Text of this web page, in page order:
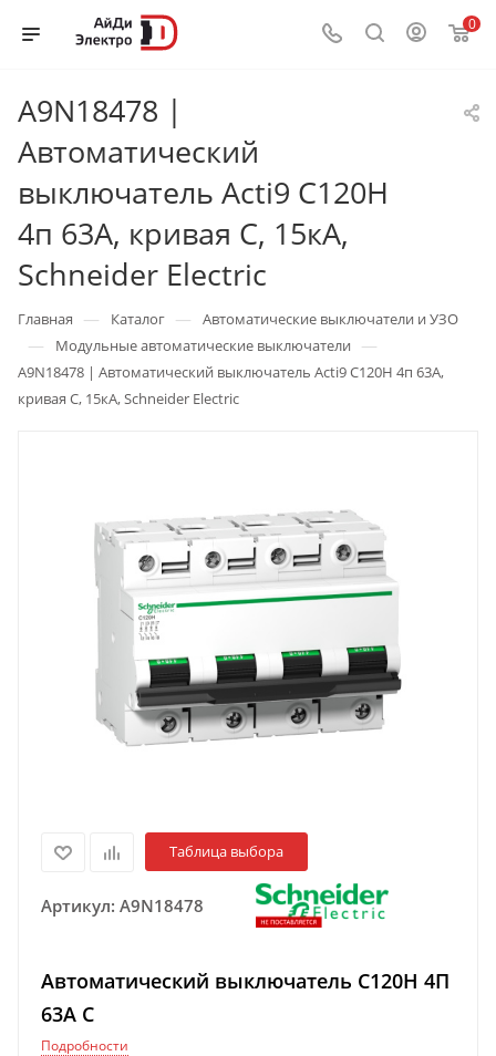
0
A9N18478 |
Автоматический
выключатель Acti9 C120H
4п 63А, кривая С, 15кА,
Schneider Electric
Главная — Каталог — Автоматические выключатели и УЗО
— Модульные автоматические выключатели —
A9N18478 | Автоматический выключатель Acti9 C120H 4п 63А,
кривая С, 15кА, Schneider Electric
Таблица выбора
Артикул: A9N18478
Автоматический выключатель C120H 4П
63A C
Подробности